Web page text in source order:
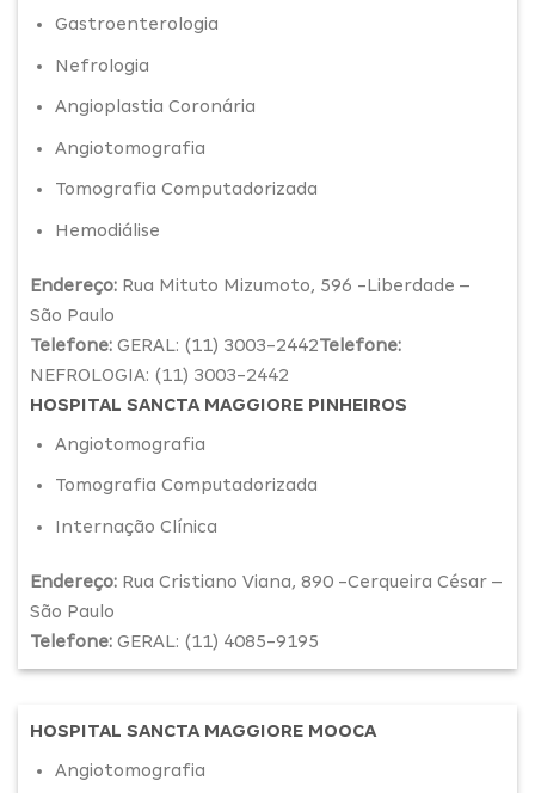
Gastroenterologia
Nefrologia
Angioplastia Coronária
Angiotomografia
Tomografia Computadorizada
Hemodiálise
Endereço: Rua Mituto Mizumoto, 596 -Liberdade –
São Paulo
Telefone: GERAL: (11) 3003-2442Telefone:
NEFROLOGIA: (11) 3003-2442
HOSPITAL SANCTA MAGGIORE PINHEIROS
Angiotomografia
Tomografia Computadorizada
Internação Clínica
Endereço: Rua Cristiano Viana, 890 -Cerqueira César –
São Paulo
Telefone: GERAL: (11) 4085-9195
HOSPITAL SANCTA MAGGIORE MOOCA
Angiotomografia